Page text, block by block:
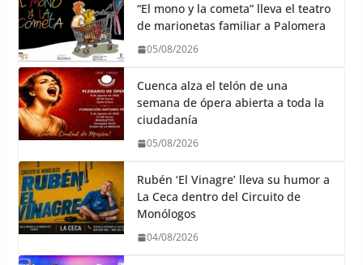
“El mono y la cometa” lleva el teatro
de marionetas familiar a Palomera
05/08/2026
Cuenca alza el telón de una
semana de ópera abierta a toda la
ciudadanía
05/08/2026
Rubén ‘El Vinagre’ lleva su humor a
La Ceca dentro del Circuito de
Monólogos
04/08/2026